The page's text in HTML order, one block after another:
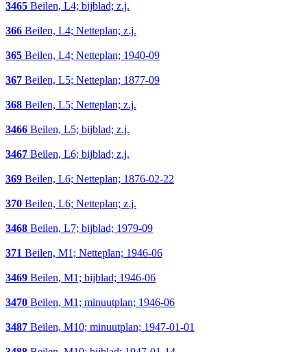
3465 Beilen, L4; bijblad; z.j.
366 Beilen, L4; Netteplan; z.j.
365 Beilen, L4; Netteplan; 1940-09
367 Beilen, L5; Netteplan; 1877-09
368 Beilen, L5; Netteplan; z.j.
3466 Beilen, L5; bijblad; z.j.
3467 Beilen, L6; bijblad; z.j.
369 Beilen, L6; Netteplan; 1876-02-22
370 Beilen, L6; Netteplan; z.j.
3468 Beilen, L7; bijblad; 1979-09
371 Beilen, M1; Netteplan; 1946-06
3469 Beilen, M1; bijblad; 1946-06
3470 Beilen, M1; minuutplan; 1946-06
3487 Beilen, M10; minuutplan; 1947-01-01